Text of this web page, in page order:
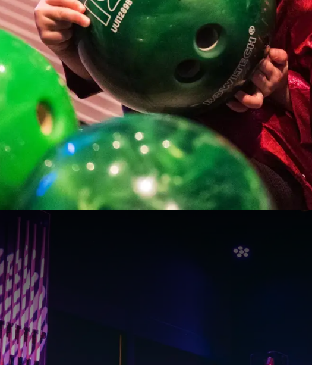
Kinderfeestje organiseren?
Wilt u eens iets origineels organiseren als uitje voor kinderen,
hebben een hartstikke leuk arrangement
Kinderfeestje met bowling € 18,50 p.p.
Tijdens bowlen onbeperkt ranja of water naar keuze